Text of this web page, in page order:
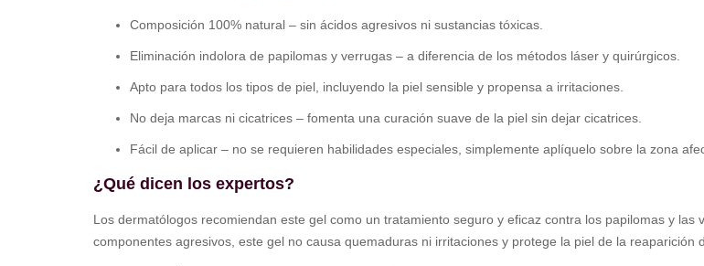
Composición 100% natural – sin ácidos agresivos ni sustancias tóxicas.
Eliminación indolora de papilomas y verrugas – a diferencia de los métodos láser y quirúrgicos.
Apto para todos los tipos de piel, incluyendo la piel sensible y propensa a irritaciones.
No deja marcas ni cicatrices – fomenta una curación suave de la piel sin dejar cicatrices.
Fácil de aplicar – no se requieren habilidades especiales, simplemente aplíquelo sobre la zona
¿Qué dicen los expertos?
Los dermatólogos recomiendan este gel como un tratamiento seguro y eficaz contra los papilomas y
componentes agresivos, este gel no causa quemaduras ni irritaciones y protege la piel de la reaparición